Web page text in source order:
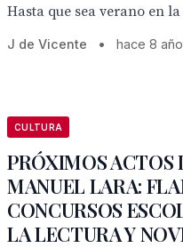
Hasta que sea verano en
J de Vicente • hace 8
CULTURA
PRÓXIMOS ACTOS
MANUEL LARA:
CONCURSOS
LA LECTURA Y